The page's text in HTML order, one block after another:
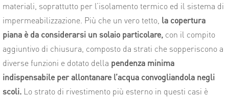
materiali, soprattutto per l’isolamento termico ed il sistema di
impermeabilizzazione. Più che un vero tetto, la copertura
piana è da considerarsi un solaio particolare, con il compito
aggiuntivo di chiusura, composto da strati che sopperiscono a
diverse funzioni e dotato della pendenza minima
indispensabile per allontanare l’acqua convogliandola negli
scoli. Lo strato di rivestimento più esterno in questi casi è